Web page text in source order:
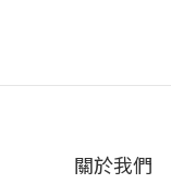
關於我們